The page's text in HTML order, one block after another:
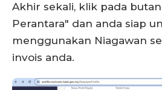
Akhir sekali, klik pada
Perantara" dan anda siap
menggunakan Niagawan
invois anda.